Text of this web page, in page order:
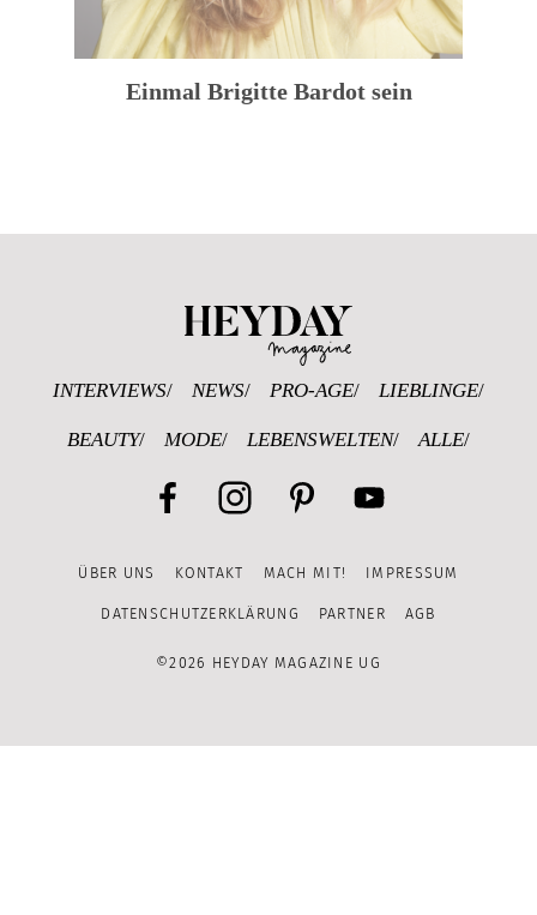
Einmal Brigitte Bardot sein
INTERVIEWS NEWS PRO-AGE LIEBLINGE
BEAUTY MODE LEBENSWELTEN ALLE
Channel
ÜBER UNS KONTAKT MACH MIT! IMPRESSUM
DATENSCHUTZERKLÄRUNG PARTNER AGB
©2026 HEYDAY MAGAZINE UG